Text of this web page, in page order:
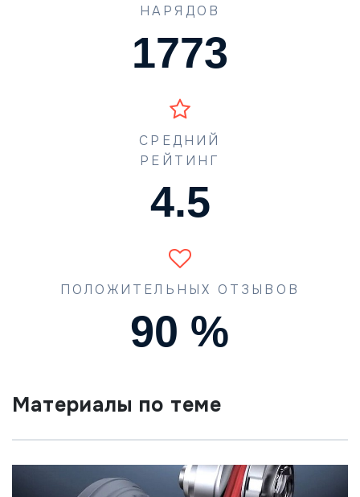
НАРЯДОВ
1773
СРЕДНИЙ
РЕЙТИНГ
4.5
ПОЛОЖИТЕЛЬНЫХ ОТЗЫВОВ
90 %
Материалы по теме